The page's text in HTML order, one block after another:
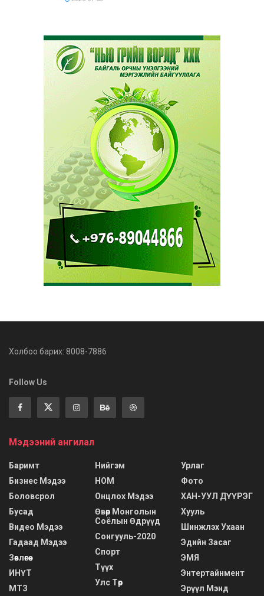
Холбоо барих: 8008-7886
Follow Us
Мэдээний ангилал
Баримт
Бизнес Мэдээ
Боловсрол
Бусад
Видео Мэдээ
Гадаад Мэдээ
Зөвлөгөө
ИНҮТ
МТЗ
Нийгэм
НОМ
Онцлох Мэдээ
Өвөр Монголын
Соёлын Өдрүүд
Сонгууль-2020
Спорт
Түүх
Улс Төр
Урлаг
Фото
ХАН-УУЛ ДҮҮРЭГ
Хууль
Шинжлэх Ухаан
Эдийн Засаг
ЭМЯ
Энтертайнмент
Эрүүл Мэнд